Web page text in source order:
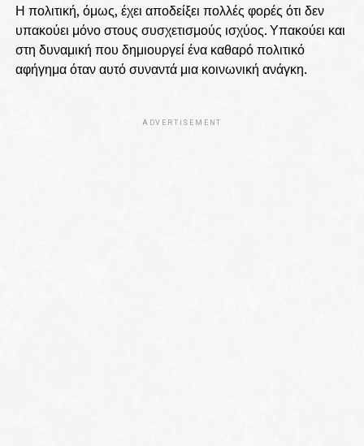
Η πολιτική, όμως, έχει αποδείξει πολλές φορές ότι δεν
υπακούει μόνο στους συσχετισμούς ισχύος. Υπακούει και
στη δυναμική που δημιουργεί ένα καθαρό πολιτικό
αφήγημα όταν αυτό συναντά μια κοινωνική ανάγκη.
ADVERTISEMENT